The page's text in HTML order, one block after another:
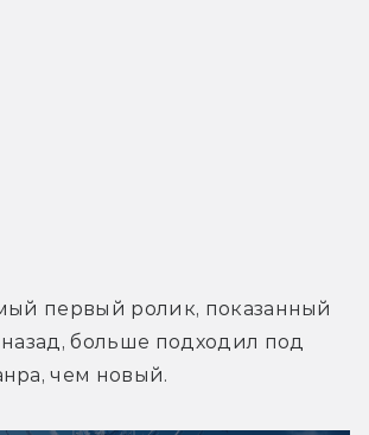
первый ролик, показанный
больше подходил под
чем новый.